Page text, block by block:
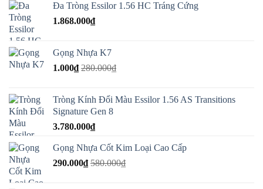
Đa Tròng Essilor 1.56 HC Tráng Cứng
1.868.000₫
Gọng Nhựa K7
1.000₫ 280.000₫
Tròng Kính Đổi Màu Essilor 1.56 AS Transitions
Signature Gen 8
3.780.000₫
Gọng Nhựa Cốt Kim Loại Cao Cấp
290.000₫ 580.000₫